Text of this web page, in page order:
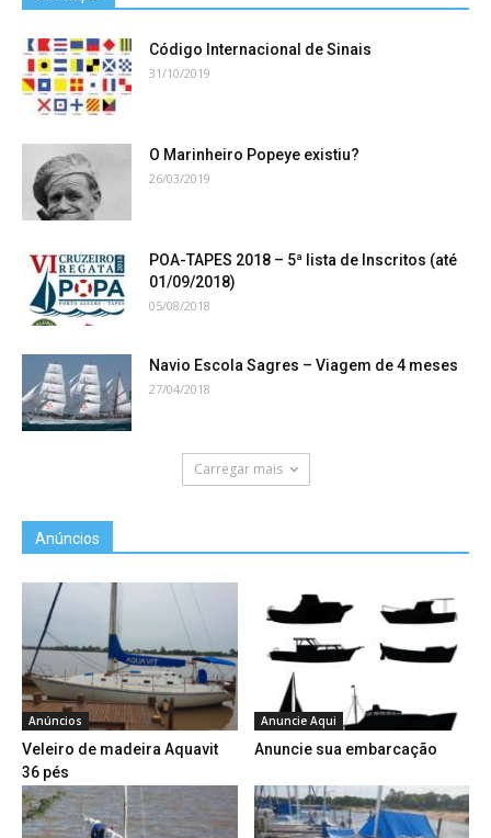
Código Internacional de Sinais
31/10/2019
O Marinheiro Popeye existiu?
26/03/2019
POA-TAPES 2018 – 5ª lista de Inscritos (até
01/09/2018)
05/08/2018
Navio Escola Sagres – Viagem de 4 meses
27/04/2018
Carregar mais
Anúncios
Anúncios
Veleiro de madeira Aquavit
36 pés
Anuncie Aqui
Anuncie sua embarcação